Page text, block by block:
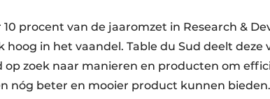
procent van de jaaromzet in Research &
in het vaandel. Table du Sud deelt deze
op zoek naar manieren en producten om
nóg beter en mooier product kunnen bieden.